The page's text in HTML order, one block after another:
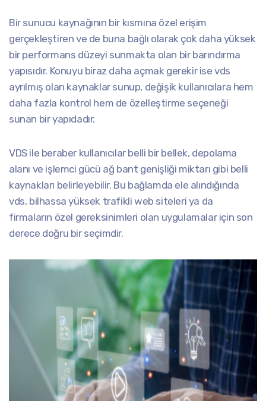
Bir sunucu kaynağının bir kısmına özel erişim
gerçekleştiren ve de buna bağlı olarak çok daha yüksek
bir performans düzeyi sunmakta olan bir barındırma
yapısıdır. Konuyu biraz daha açmak gerekir ise vds
ayrılmış olan kaynaklar sunup, değişik kullanıcılara hem
daha fazla kontrol hem de özelleştirme seçeneği
sunan bir yapıdadır.
VDS ile beraber kullanıcılar belli bir bellek, depolama
alanı ve işlemci gücü ağ bant genişliği miktarı gibi belli
kaynakları belirleyebilir. Bu bağlamda ele alındığında
vds, bilhassa yüksek trafikli web siteleri ya da
firmaların özel gereksinimleri olan uygulamalar için son
derece doğru bir seçimdir.